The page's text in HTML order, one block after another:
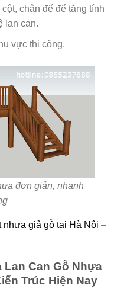
chân đế để tăng tính
lan can.
vực thi công.
đơn giản, nhanh
nhựa giả gỗ tại Hà Nội –
Lan Can Gỗ Nhựa
Trúc Hiện Nay